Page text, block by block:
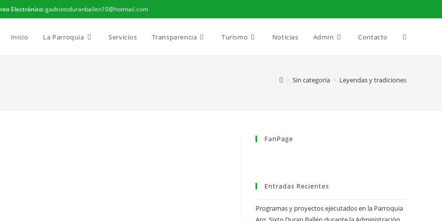
Electrónico:gadsixtoduranballen10@hotmail.com
Inicio La Parroquia Servicios Transparencia Turismo Noticias Admin Contacto Alternar
> Sin categoría > Leyendas y tradiciones
FanPage
Entradas Recientes
Programas y proyectos ejecutados en la Parroquia